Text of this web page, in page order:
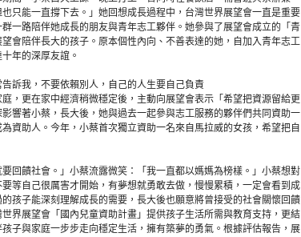
只能一直撐下去。」她回想成長過程中，台灣世界展望會一直是重要
一路陪伴她成長的朋友與青年志工夥伴。她參與了展望會成立的「青
會陪伴長大的孩子。原本個性內向、不善表達的她，自加入青年志工
年的深厚友誼。
訴我，不要依賴別人，自己的人生要自己負責
，更在家中經濟稍微穩定後，主動向展望會表示「希望把資源留給更
響著小蔡，長大後，她與過去一起參與志工服務的夥伴們共同資助一
資助人。今年，小蔡首次獨立資助一名來自馬拉威的女孩，希望把自
回饋社會。」小蔡流露微笑：「我一直都以媽媽為榜樣。」小蔡想對
等自己很厲害才開始，有夢想就勇敢去做，慢慢累積，一定會看到成
孩子能深刻理解成長的需要，長大後也願意將曾接受的社會關懷回饋
界展望會「國內兒童資助計畫」提供孩子生活所需與教育支持，更結
子與家庭一步步走向穩定生活，擁有築夢的勇氣。根據評估報告，展